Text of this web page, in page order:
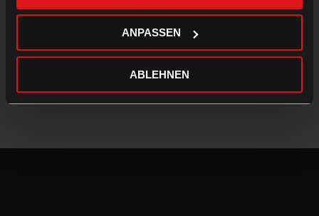
ANPASSEN
ABLEHNEN
Impressum & Datenschutz
AGB
Kontakt